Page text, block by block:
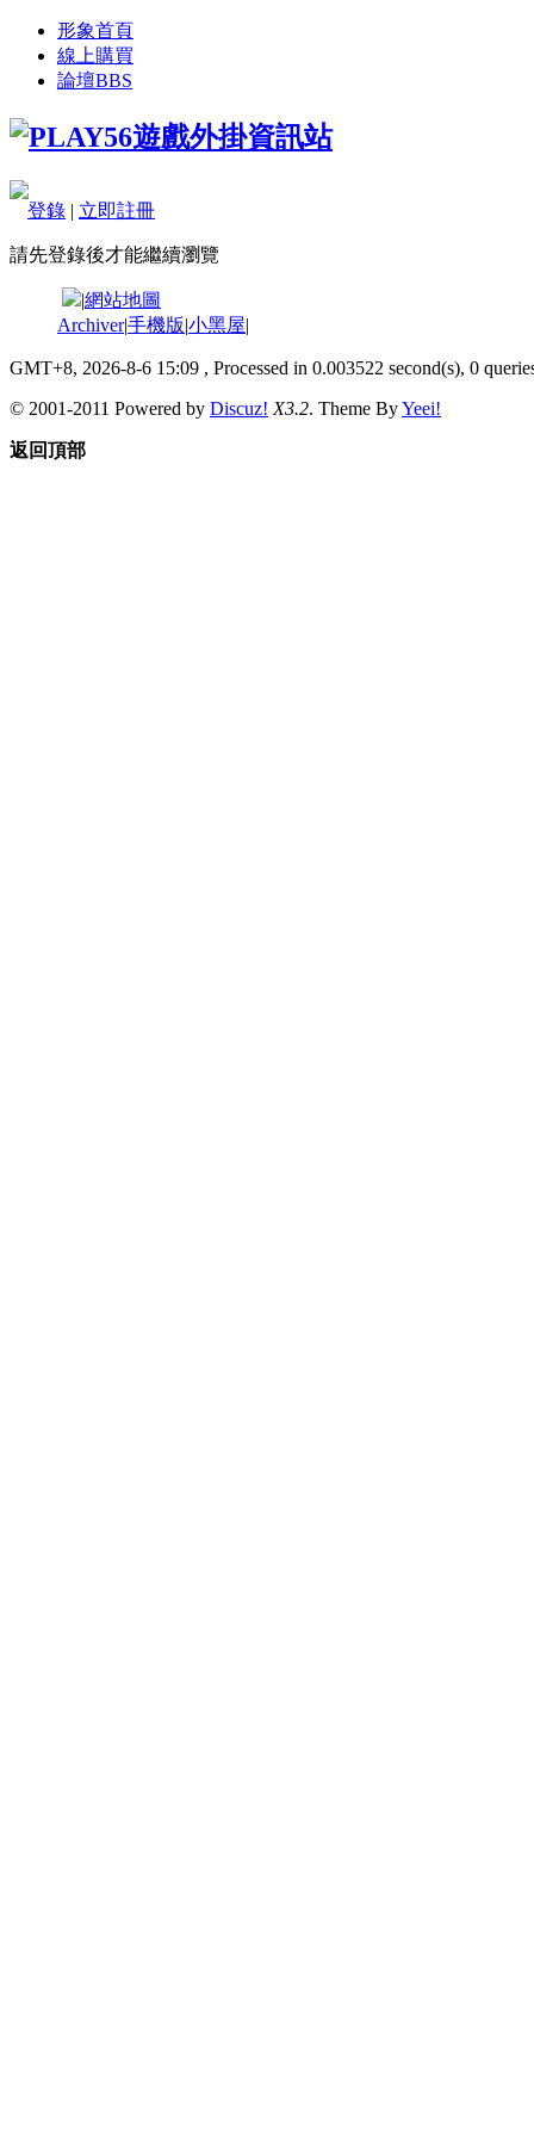
形象首頁
線上購買
論壇BBS
登錄 | 立即註冊
請先登錄後才能繼續瀏覽
|網站地圖
Archiver|手機版|小黑屋|
GMT+8, 2026-8-6 15:09 , Processed in 0.003522 second(s), 0
© 2001-2011 Powered by Discuz! X3.2. Theme ByYeei!
返回頂部